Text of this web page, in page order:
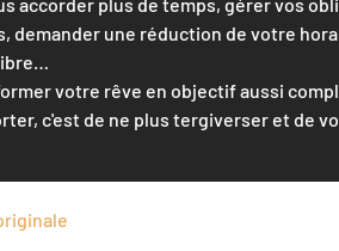
demander une réduction de votre
votre rêve en objectif aussi
c'est de ne plus tergiverser et de